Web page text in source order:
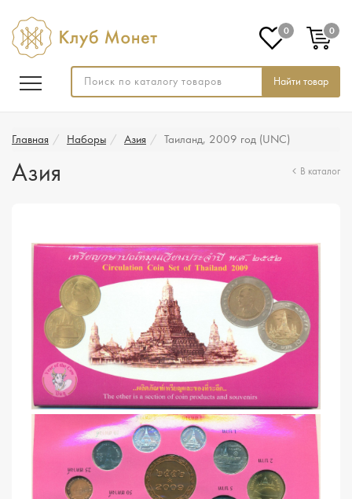
Найти товар
0 0
Главная Наборы Азия Таиланд, 2009 год (UNC)
Азия В каталог